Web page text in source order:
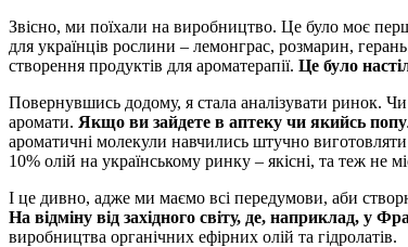
Звісно, ми поїхали на виробництво. Це було моє
для українців рослини – лемонграс, розмарин,
створення продуктів для ароматерапії. Це було
Повернувшись додому, я стала аналізувати ринок.
аромати. Якщо ви зайдете в аптеку чи якийсь
ароматичні молекули навчились штучно
10% олій на українському ринку – якісні, та теж не
І це дивно, адже ми маємо всі передумови, аби
На відміну від західного світу, де, наприклад, у
виробництва органічних ефірних олій та гідролатів.